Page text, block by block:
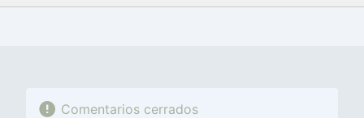
FACEBOOK
TWITTERFLIPBOARD
E-
WHATSAPP
Comentarios cerrados